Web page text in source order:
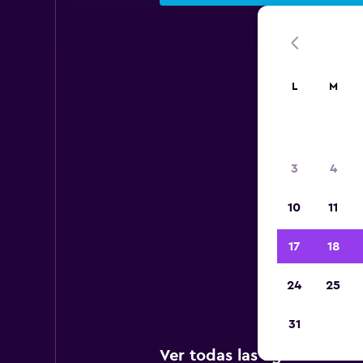
A
Ver todas las agencias de
L M
3 4
10 11
17 18
24 25
31